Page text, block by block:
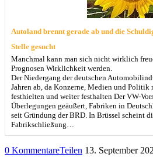
Autoland brennt gerade ab und die
Stelle gesucht
Manchmal kann man sich nicht wirklich
Prognosen Wirklichkeit werden.
Der Niedergang der deutschen
Jahren ab, da Konzerne, Medien und Politik
festhielten und weiter festhalten Der VW-
Überlegungen geäußert, Fabriken in
seit Gründung der BRD. In Brüssel scheint
Fabrikschließung…
0 KommentareTeilen 13. September